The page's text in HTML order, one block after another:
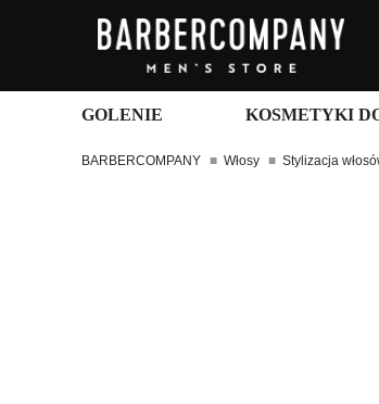
GOLENIE KOSMETYKI
BARBERCOMPANY Włosy Stylizacja